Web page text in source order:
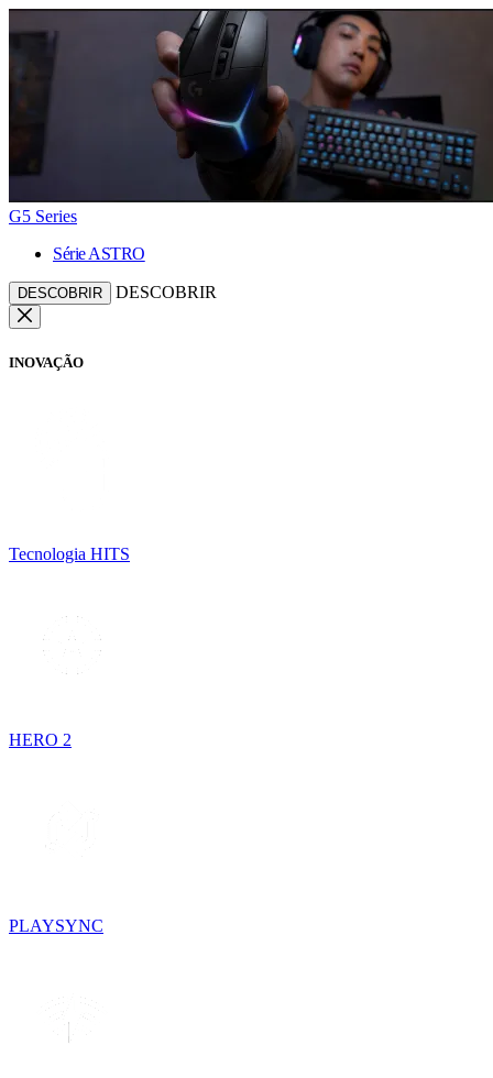
G5 Series
Série ASTRO
DESCOBRIR DESCOBRIR
INOVAÇÃO
Tecnologia HITS
HERO 2
PLAYSYNC